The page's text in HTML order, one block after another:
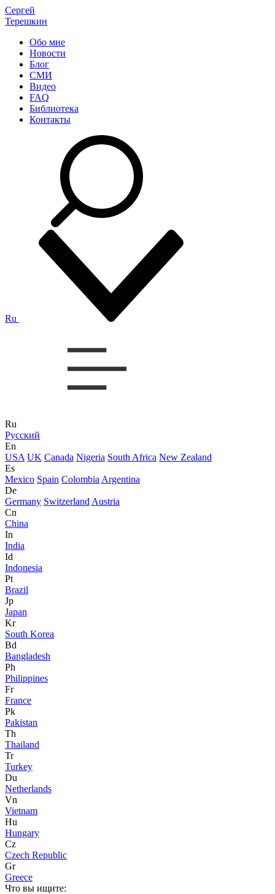
Сергей
Терешкин
Обо мне
Новости
Блог
СМИ
Видео
FAQ
Библиотека
Контакты
Ru
Ru
Русский
En
USA UK Canada Nigeria South Africa New Zealand
Es
Mexico Spain Colombia Argentina
De
Germany Switzerland Austria
Cn
China
In
India
Id
Indonesia
Pt
Brazil
Jp
Japan
Kr
South Korea
Bd
Bangladesh
Ph
Philippines
Fr
France
Pk
Pakistan
Th
Thailand
Tr
Turkey
Du
Netherlands
Vn
Vietnam
Hu
Hungary
Cz
Czech Republic
Gr
Greece
Что вы ищите: